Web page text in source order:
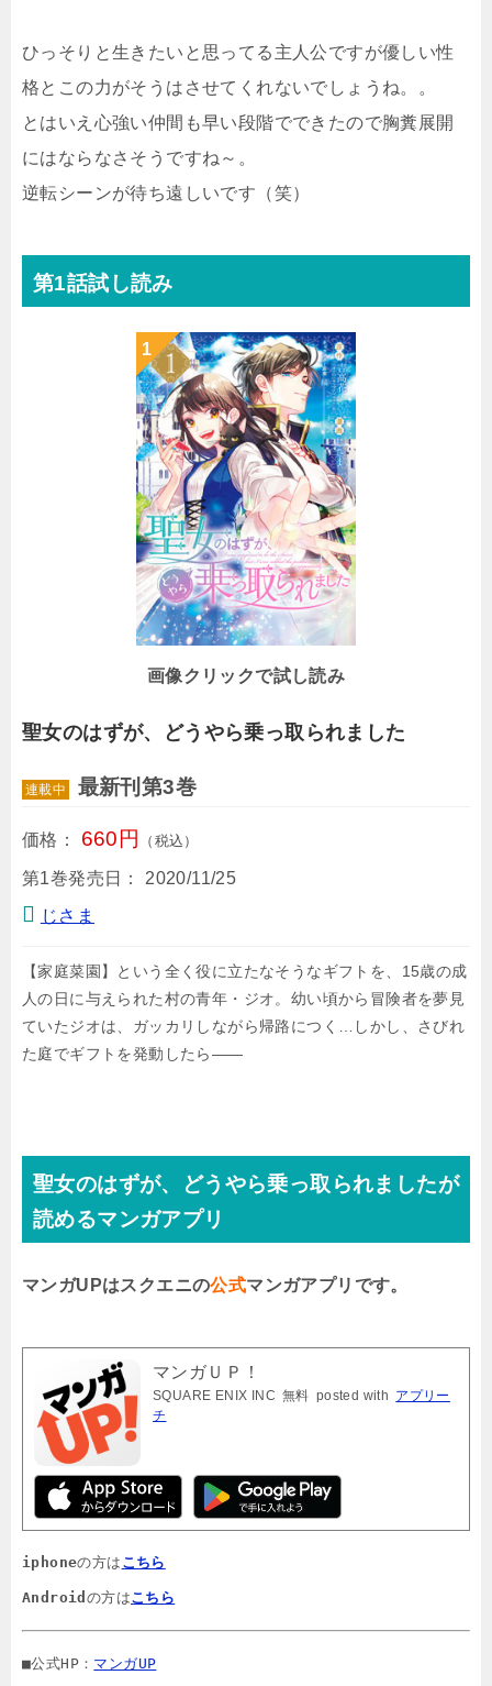
ひっそりと生きたいと思ってる主人公ですが優しい性
格とこの力がそうはさせてくれないでしょうね。。
とはいえ心強い仲間も早い段階でできたので胸糞展開
にはならなさそうですね～。
逆転シーンが待ち遠しいです（笑）
第1話試し読み
画像クリックで試し読み
聖女のはずが、どうやら乗っ取られました
連載中 最新刊第3巻
価格： 660円 （税込）
第1巻発売日：
2020/11/25
じさま
【家庭菜園】という全く役に立たなそうなギフトを、15歳の成
人の日に与えられた村の青年・ジオ。幼い頃から冒険者を夢見
ていたジオは、ガッカリしながら帰路につく…しかし、さびれ
た庭でギフトを発動したら――
聖女のはずが、どうやら乗っ取られましたが
読めるマンガアプリ
マンガUPはスクエニの公式マンガアプリです。
マンガＵＰ！
SQUARE ENIX INC 無料 posted with アプリー
チ
iphoneの方は こちら
Android の方はこちら
■公式HP： マンガUP